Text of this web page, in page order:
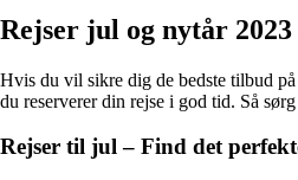
Rejser jul og nytår
Hvis du vil sikre dig de bedste tilbud
du reserverer din rejse i god tid. Så
Rejser til jul – Find det